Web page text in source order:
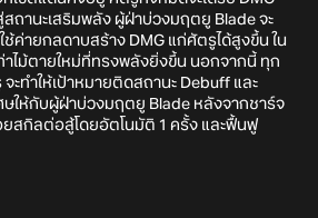
สถานะเสริมพลัง ผู้ฝ่าบ่วงมฤตยู Blade จะ
ค่ายกลดาบสร้าง DMG แก่ศัตรูได้สูงขึ้น ใน
าไม้ตายใหม่ที่ทรงพลังยิ่งขึ้น นอกจากนี้ ทุก
ะทำให้เป้าหมายติดสถานะ Debuff และ
ษให้กับผู้ฝ่าบ่วงมฤตยู Blade หลังจากชาร์จ
ยสกิลต่อสู้โดยอัตโนมัติ 1 ครั้ง และฟื้นฟู